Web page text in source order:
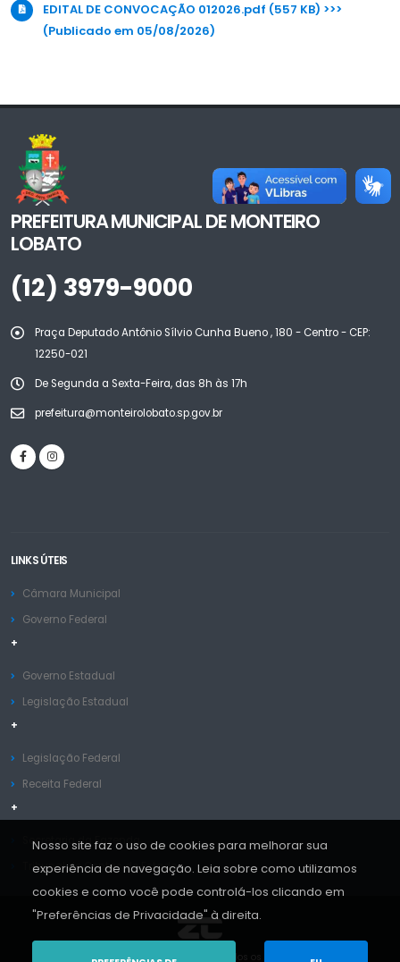
EDITAL DE CONVOCAÇÃO 012026.pdf (557 KB) >>>
(Publicado em 05/08/2026)
PREFEITURA MUNICIPAL DE MONTEIRO
LOBATO
(12) 3979-9000
Praça Deputado Antônio Sílvio Cunha Bueno , 180 - Centro - CEP:
12250-021
De Segunda a Sexta-Feira, das 8h às 17h
prefeitura@monteirolobato.sp.gov.br
LINKS ÚTEIS
Câmara Municipal
Governo Federal
+
Governo Estadual
Legislação Estadual
+
Legislação Federal
Receita Federal
+
Secretaria da Fazenda
Tribunal de Contas do Estado
Copyright © ZC Sistemas 2013-2026. Todos os Direitos Reservados.
Nosso site faz o uso de cookies para melhorar sua
experiência de navegação. Leia sobre como utilizamos
cookies e como você pode controlá-los clicando em
"Preferências de Privacidade" à direita.